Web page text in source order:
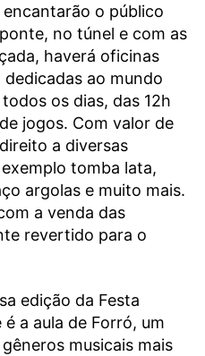
o público
no túnel e com as
haverá oficinas
ao mundo
os dias, das 12h
jogos. Com valor de
a diversas
tomba lata,
argolas e muito mais.
a venda das
revertido para o
edição da Festa
a aula de Forró, um
musicais mais